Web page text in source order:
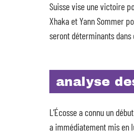
Suisse vise une victoire
Xhaka et Yann Sommer
seront déterminants
analyse
L’Écosse a connu un
a immédiatement mis en